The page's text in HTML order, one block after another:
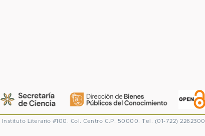
Instituto Literario #100. Col. Centro C.P. 50000. Tel. (01-722) 2262300